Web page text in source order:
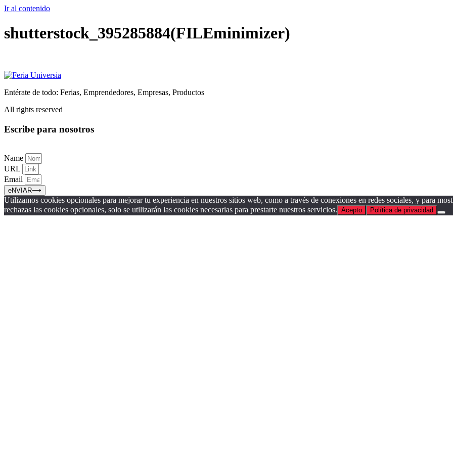
Ir al contenido
shutterstock_395285884(FILEminimizer)
Entérate de todo: Ferias, Emprendedores, Empresas, Productos
All rights reserved
Escribe para nosotros
Name
URL
Email
eNVIAR⟶
Utilizamos cookies opcionales para mejorar tu experiencia en nuestros sitios web, como a través de conexiones en redes sociales, y para
rechazas las cookies opcionales, solo se utilizarán las cookies necesarias para prestarte nuestros servicios. Acepto Política de privacidad